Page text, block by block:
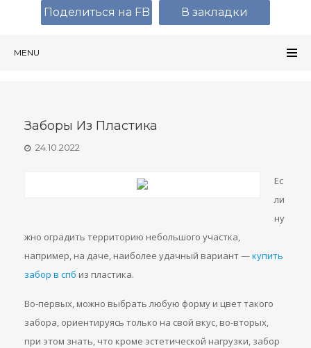
MENU
Заборы Из Пластика
24.10.2022
Ес
ли
ну
жно оградить территорию небольшого участка,
например, на даче, наиболее удачный вариант —купить
забор в спб из пластика.
Во-первых, можно выбрать любую форму и цвет такого
забора, ориентируясь только на свой вкус, во-вторых,
при этом знать, что кроме эстетической нагрузки, забор
Поделиться на FB В закладки